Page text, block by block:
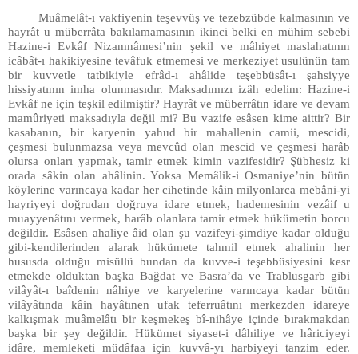
Muâmelât-ı vakfiyenin teşevvüş ve tezebzübde kalmasının ve
hayrât u müberrâta bakılamamasının ikinci belki en mühim sebebi
Hazine-i Evkâf Nizamnâmesi’nin şekil ve mâhiyet maslahatının
icâbât-ı hakikiyesine tevâfuk etmemesi ve merkeziyet usulünün tam
bir kuvvetle tatbikiyle efrâd-ı ahâlide teşebbüsât-ı şahsiyye
hissiyatının imha olunmasıdır. Maksadımızı izâh edelim: Hazine-i
Evkâf ne için teşkil edilmiştir? Hayrât ve müberrâtın idare ve devam
mamûriyeti maksadıyla değil mi? Bu vazife esâsen kime aittir? Bir
kasabanın, bir karyenin yahud bir mahallenin camii, mescidi,
çeşmesi bulunmazsa veya mevcûd olan mescid ve çeşmesi harâb
olursa onları yapmak, tamir etmek kimin vazifesidir? Şübhesiz ki
orada sâkin olan ahâlinin. Yoksa Memâlik-i Osmaniye’nin bütün
köylerine varıncaya kadar her cihetinde kâin milyonlarca mebâni-yi
hayriyeyi doğrudan doğruya idare etmek, hademesinin vezâif u
muayyenâtını vermek, harâb olanlara tamir etmek hükümetin borcu
değildir. Esâsen ahaliye âid olan şu vazifeyi-şimdiye kadar olduğu
gibi-kendilerinden alarak hükümete tahmil etmek ahalinin her
hususda olduğu misüllü bundan da kuvve-i teşebbüsiyesini kesr
etmekde olduktan başka Bağdat ve Basra’da ve Trablusgarb gibi
vilâyât-ı baîdenin nâhiye ve karyelerine varıncaya kadar bütün
vilâyâtında kâin hayâtınen ufak teferruâtını merkezden idareye
kalkışmak muâmelâtı bir keşmekeş bî-nihâye içinde bırakmakdan
başka bir şey değildir. Hükümet siyaset-i dâhiliye ve hâriciyeyi
idâre, memleketi müdâfaa için kuvvâ-yı harbiyeyi tanzim eder.